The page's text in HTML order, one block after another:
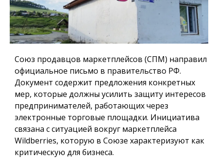
Союз продавцов маркетплейсов (СПМ) направил
официальное письмо в правительство РФ.
Документ содержит предложения конкретных
мер, которые должны усилить защиту интересов
предпринимателей, работающих через
электронные торговые площадки. Инициатива
связана с ситуацией вокруг маркетплейса
Wildberries, которую в Союзе характеризуют как
критическую для бизнеса.